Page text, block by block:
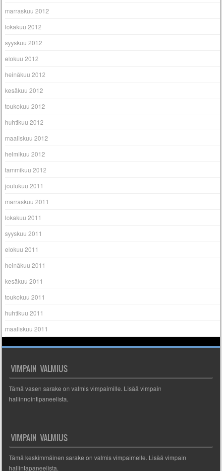
marraskuu 2012
lokakuu 2012
syyskuu 2012
elokuu 2012
heinäkuu 2012
kesäkuu 2012
toukokuu 2012
huhtikuu 2012
maaliskuu 2012
helmikuu 2012
tammikuu 2012
joulukuu 2011
marraskuu 2011
lokakuu 2011
syyskuu 2011
elokuu 2011
heinäkuu 2011
kesäkuu 2011
toukokuu 2011
huhtikuu 2011
maaliskuu 2011
VIMPAIN VALMIUS
Tämä vasen sarake on valmis vimpaimille. Lisää vimpain
hallinnointipaneelista.
VIMPAIN VALMIUS
Tämä keskimmäinen sarake on valmis vimpaimelle. Lisää vimpain
hallintapaneelista.